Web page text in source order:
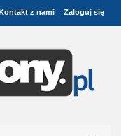
Zaloguj się
z nami